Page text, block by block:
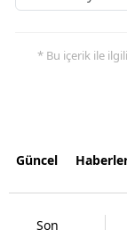
* Bu içerik ile
Güncel
Son